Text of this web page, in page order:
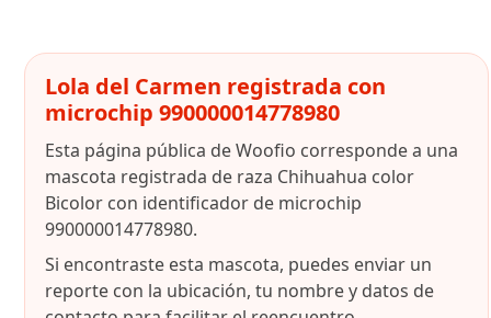
Lola del Carmen registrada con
microchip 990000014778980
Esta página pública de Woofio corresponde a una
mascota registrada de raza Chihuahua color
Bicolor con identificador de microchip
990000014778980.
Si encontraste esta mascota, puedes enviar un
reporte con la ubicación, tu nombre y datos de